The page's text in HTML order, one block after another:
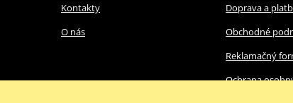
Kontakty
O nás
Doprava a
Obchodné
Reklamačný
Ochrana